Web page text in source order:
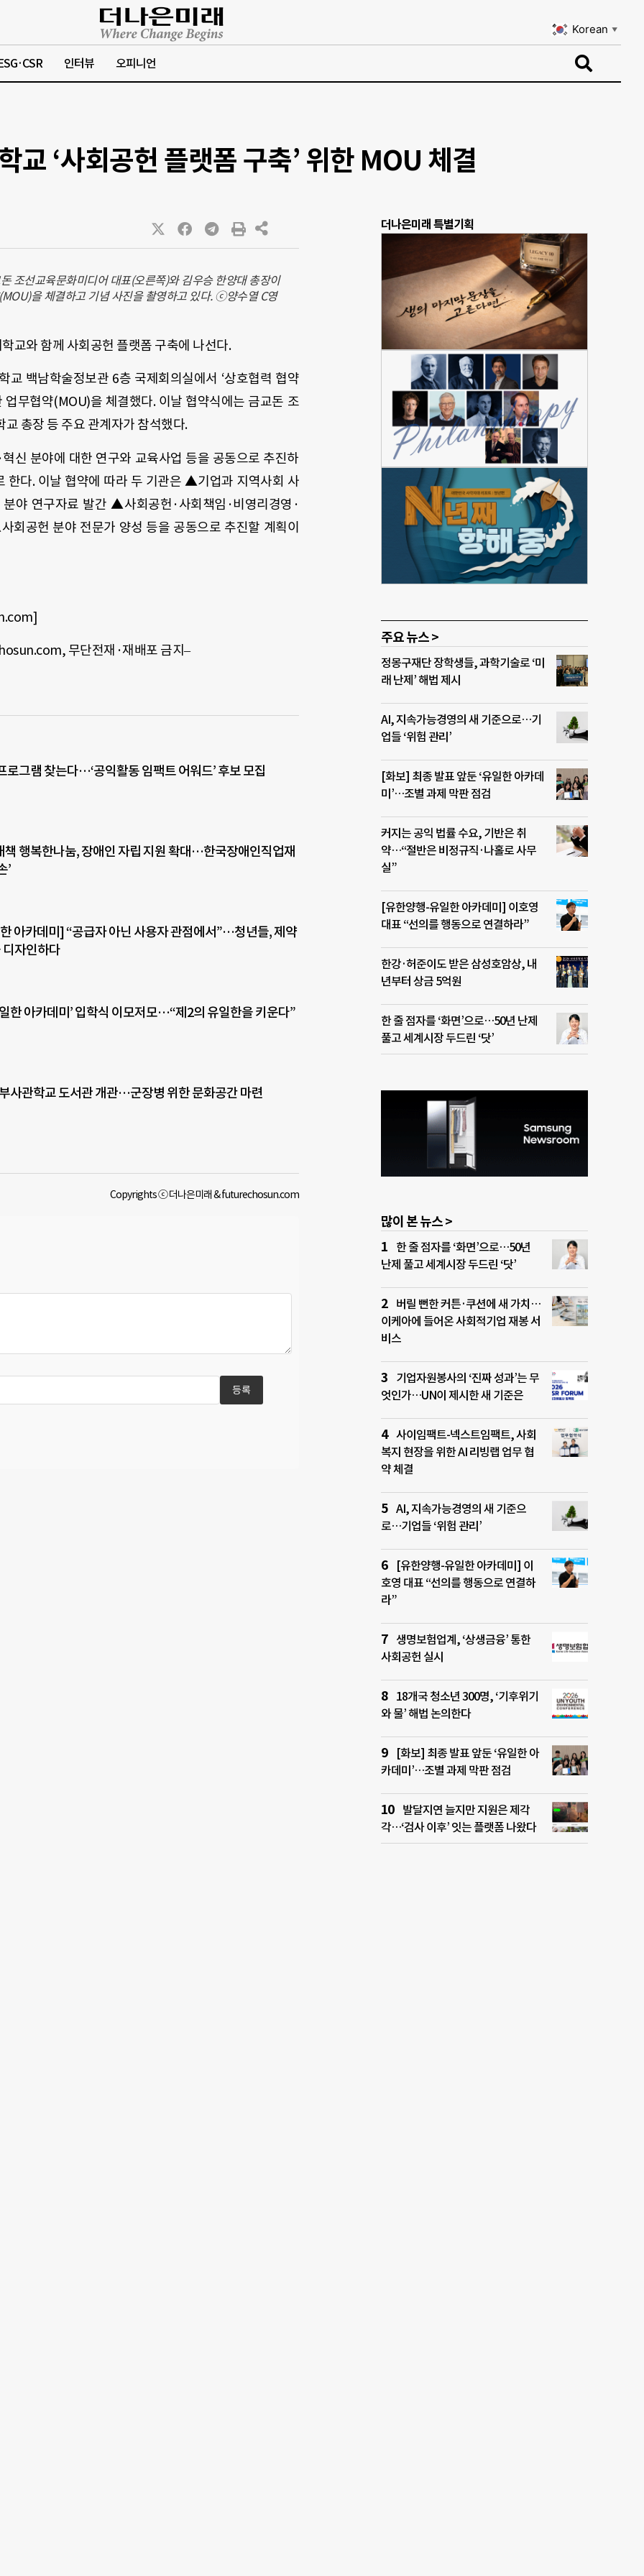
Korean ▼
인터뷰 오피니언
교 ‘사회공헌 플랫폼 구축’ 위한 MOU 체결
조선교육문화미디어 대표(오른쪽)와 김우승 한양대 총장이
을 체결하고 기념 사진을 촬영하고 있다. ⓒ양수열 C영
교와 함께 사회공헌 플랫폼 구축에 나선다.
교 백남학술정보관 6층 국제회의실에서 ‘상호협력 협약
업무협약(MOU)을 체결했다. 이날 협약식에는 금교돈 조
교 총장 등 주요 관계자가 참석했다.
신 분야에 대한 연구와 교육사업 등을 공동으로 추진하
한다. 이날 협약에 따라 두 기관은 ▲기업과 지역사회 사
야 연구자료 발간 ▲사회공헌·사회책임·비영리경영·
사회공헌 분야 전문가 양성 등을 공동으로 추진할 계획이
무단전재 ·재배포 금지–
로그램 찾는다…‘공익활동 임팩트 어워드’ 후보 모집
책 행복한나눔, 장애인 자립 지원 확대…한국장애인직업재
’
아카데미] “공급자 아닌 사용자 관점에서”…청년들, 제약
자인하다
한 아카데미’ 입학식 이모저모…“제2의 유일한을 키운다”
사관학교 도서관 개관…군장병 위한 문화공간 마련
Copyrights ⓒ 더나은미래 & futurechosun.com
더나은미래 특별기획
주요 뉴스 >
정몽구재단 장학생들, 과학기술로 ‘미
래 난제’ 해법 제시
AI, 지속가능경영의 새 기준으로…기
업들 ‘위험 관리’
[화보] 최종 발표 앞둔 ‘유일한 아카데
미’…조별 과제 막판 점검
커지는 공익 법률 수요, 기반은 취
약…“절반은 비정규직·나홀로 사무
실”
[유한양행-유일한 아카데미] 이호영
대표 “선의를 행동으로 연결하라”
한강·허준이도 받은 삼성호암상, 내
년부터 상금 5억원
한 줄 점자를 ‘화면’으로…50년 난제
풀고 세계시장 두드린 ‘닷’
많이 본 뉴스 >
한 줄 점자를 ‘화면’으로…50년
난제 풀고 세계시장 두드린 ‘닷’
버릴 뻔한 커튼·쿠션에 새 가치…
이케아에 들어온 사회적기업 재봉 서
비스
기업자원봉사의 ‘진짜 성과’는 무
엇인가…UN이 제시한 새 기준은
사이임팩트-넥스트임팩트, 사회
복지 현장을 위한 AI 리빙랩 업무 협
약 체결
AI, 지속가능경영의 새 기준으
로…기업들 ‘위험 관리’
[유한양행-유일한 아카데미] 이
호영 대표 “선의를 행동으로 연결하
라”
생명보험업계, ‘상생금융’ 통한
사회공헌 실시
18개국 청소년 300명, ‘기후위기
와 물’ 해법 논의한다
[화보] 최종 발표 앞둔 ‘유일한 아
카데미’…조별 과제 막판 점검
발달지연 늘지만 지원은 제각
각…‘검사 이후’ 잇는 플랫폼 나왔다